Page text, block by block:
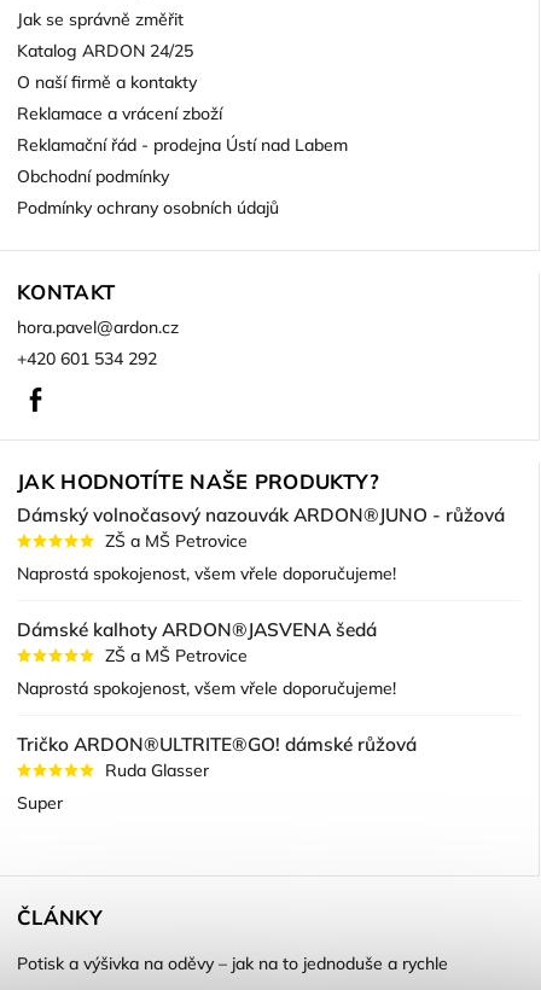
Jak se správně změřit
Katalog ARDON 24/25
O naší firmě a kontakty
Reklamace a vrácení zboží
Reklamační řád - prodejna Ústí nad Labem
Obchodní podmínky
Podmínky ochrany osobních údajů
KONTAKT
hora.pavel@ardon.cz
+420 601 534 292
JAK HODNOTÍTE NAŠE PRODUKTY?
Dámský volnočasový nazouvák ARDON®JUNO - růžová
ZŠ a MŠ Petrovice
Naprostá spokojenost, všem vřele doporučujeme!
Dámské kalhoty ARDON®JASVENA šedá
ZŠ a MŠ Petrovice
Naprostá spokojenost, všem vřele doporučujeme!
Tričko ARDON®ULTRITE®GO! dámské růžová
Ruda Glasser
Super
ČLÁNKY
Potisk a výšivka na oděvy – jak na to jednoduše a rychle